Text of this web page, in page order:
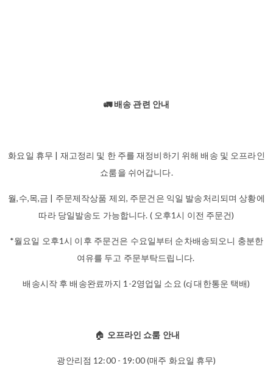
🚛 배송 관련 안내
화요일 휴무 | 재고정리 및 한 주를 재정비하기 위해 배송 및 오프라인
쇼룸을 쉬어갑니다.
월,수,목,금 | 주문제작상품 제외, 주문건은 익일 발송처리되며 상황에
따라 당일발송도 가능합니다. ( 오후1시 이전 주문건)
*월요일 오후1시 이후 주문건은 수요일부터 순차배송되오니 충분한
여유를 두고 주문부탁드립니다.
배송시작 후 배송완료까지 1-2영업일 소요 (cj 대한통운 택배)
🏠 오프라인 쇼룸 안내
광안리점 12:00 - 19:00 (매주 화요일 휴무)